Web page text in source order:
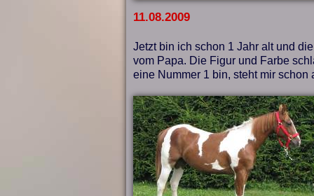
11.08.2009
Jetzt bin ich schon 1 Jahr alt und
vom Papa. Die Figur und Farbe
eine Nummer 1 bin, steht mir schon